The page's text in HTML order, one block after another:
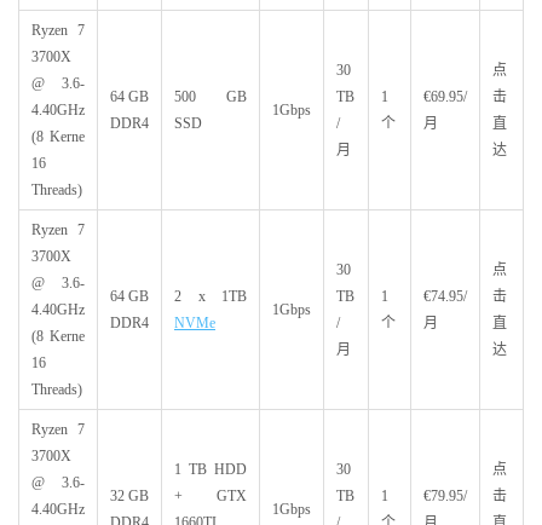
Ryzen 7
3700X
@ 3.6-
4.40GHz
(8 Kerne
16
Threads)
64 GB
DDR4
500 GB
SSD
1Gbps
30
TB
/
月
1
个
€69.95/
月
点
击
直
达
Ryzen 7
3700X
@ 3.6-
4.40GHz
(8 Kerne
16
Threads)
64 GB
DDR4
2 x 1TB
NVMe
1Gbps
30
TB
/
月
1
个
€74.95/
月
点
击
直
达
Ryzen 7
3700X
@ 3.6-
4.40GHz
32 GB
1 TB HDD
+ GTX
1Gbps
30
TB
1
€79.95/
点
击